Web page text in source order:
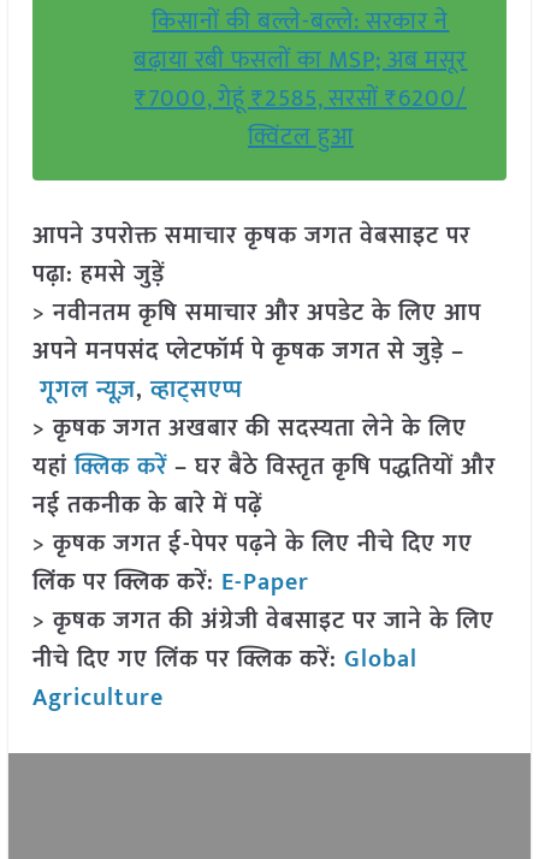
किसानों की बल्ले-बल्ले: सरकार ने
बढ़ाया रबी फसलों का MSP; अब मसूर
₹7000, गेहूं ₹2585, सरसों ₹6200/
क्विंटल हुआ
आपने उपरोक्त समाचार कृषक जगत वेबसाइट पर
पढ़ा: हमसे जुड़ें
> नवीनतम कृषि समाचार और अपडेट के लिए आप
अपने मनपसंद प्लेटफॉर्म पे कृषक जगत से जुड़े –
गूगल न्यूज़,व्हाट्सएप्प
> कृषक जगत अखबार की सदस्यता लेने के लिए
यहांक्लिक करें– घर बैठे विस्तृत कृषि पद्धतियों और
नई तकनीक के बारे में पढ़ें
> कृषक जगत ई-पेपर पढ़ने के लिए नीचे दिए गए
लिंक पर क्लिक करें: E-Paper
> कृषक जगत की अंग्रेजी वेबसाइट पर जाने के लिए
नीचे दिए गए लिंक पर क्लिक करें: Global
Agriculture